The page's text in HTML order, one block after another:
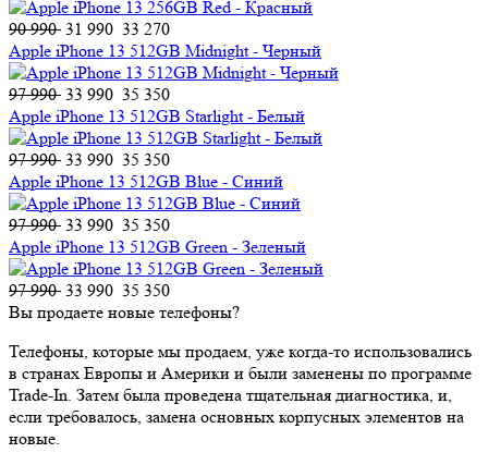
90 990 31 990 33 270
Apple iPhone 13 512GB Midnight - Черный
97 990 33 990 35 350
Apple iPhone 13 512GB Starlight - Белый
97 990 33 990 35 350
Apple iPhone 13 512GB Blue - Синий
97 990 33 990 35 350
Apple iPhone 13 512GB Green - Зеленый
97 990 33 990 35 350
Вы продаете новые телефоны?
Телефоны, которые мы продаем, уже когда-то использовались
в странах Европы и Америки и были заменены по программе
Trade-In. Затем была проведена тщательная диагностика, и,
если требовалось, замена основных корпусных элементов на
новые.